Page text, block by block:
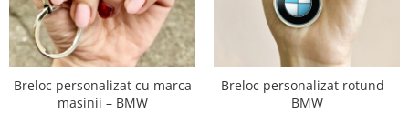
Breloc personalizat cu marca
masinii – BMW
Breloc personalizat rotund -
BMW